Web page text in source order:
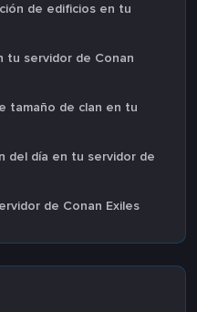
de edificios en tu
tu servidor de Conan
tamaño de clan en tu
del día en tu servidor de
de Conan Exiles